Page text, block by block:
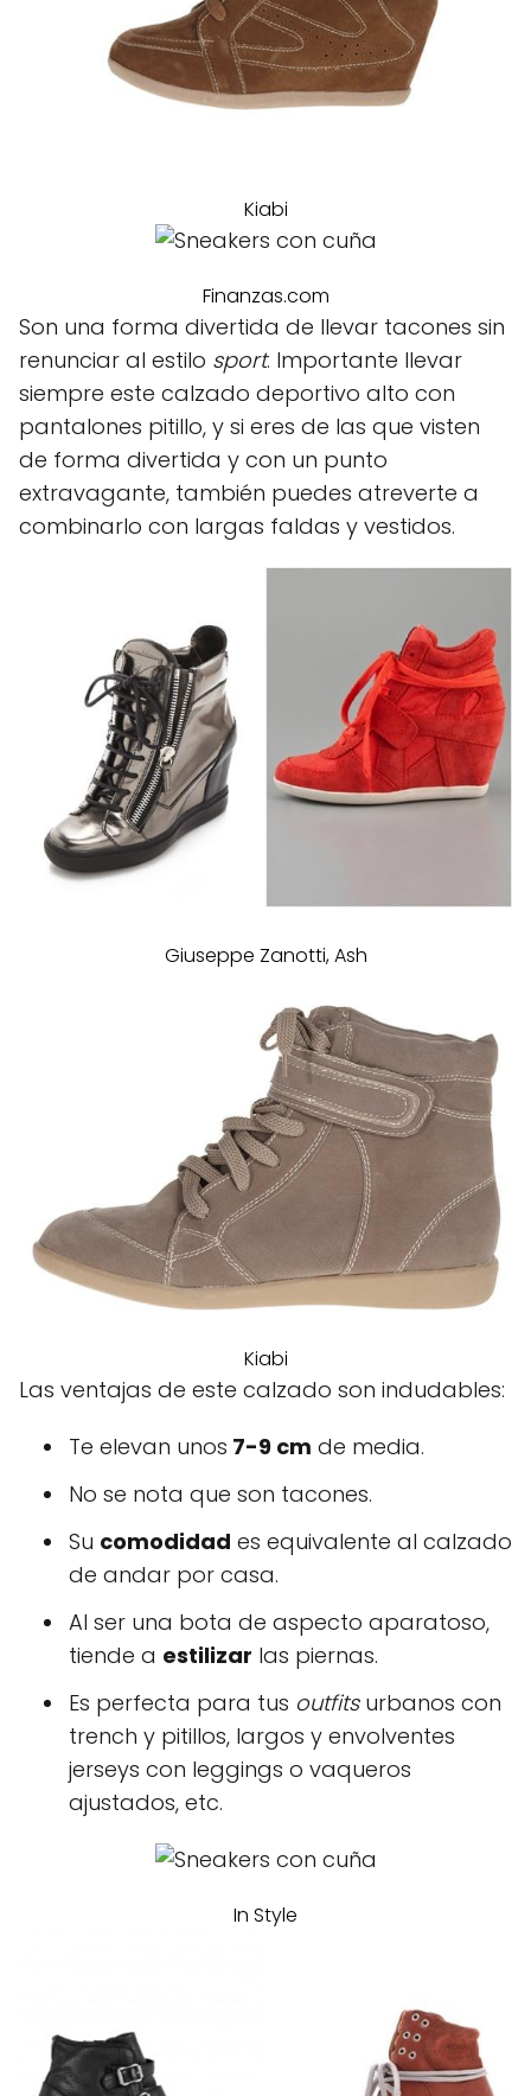
Kiabi
Finanzas.com
Son una forma divertida de llevar tacones sin
renunciar al estilo sport. Importante llevar
siempre este calzado deportivo alto con
pantalones pitillo, y si eres de las que visten
de forma divertida y con un punto
extravagante, también puedes atreverte a
combinarlo con largas faldas y vestidos.
Giuseppe Zanotti, Ash
Kiabi
Las ventajas de este calzado son indudables:
Te elevan unos 7-9 cm de media.
No se nota que son tacones.
Su comodidad es equivalente al calzado
de andar por casa.
Al ser una bota de aspecto aparatoso,
tiende a estilizar las piernas.
Es perfecta para tus outfitsurbanos con
trench y pitillos, largos y envolventes
jerseys con leggings o vaqueros
ajustados, etc.
In Style